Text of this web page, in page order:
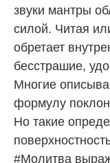
звуки мантры
силой. Читая
обретает
бесстрашие,
Многие
формулу
Но такие
#Молитва